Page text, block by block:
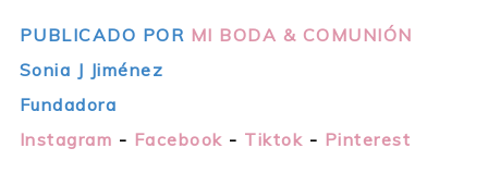
PUBLICADO POR MI BODA & COMUNIÓN
Sonia J Jiménez
Fundadora
Instagram - Facebook - Tiktok - Pinterest